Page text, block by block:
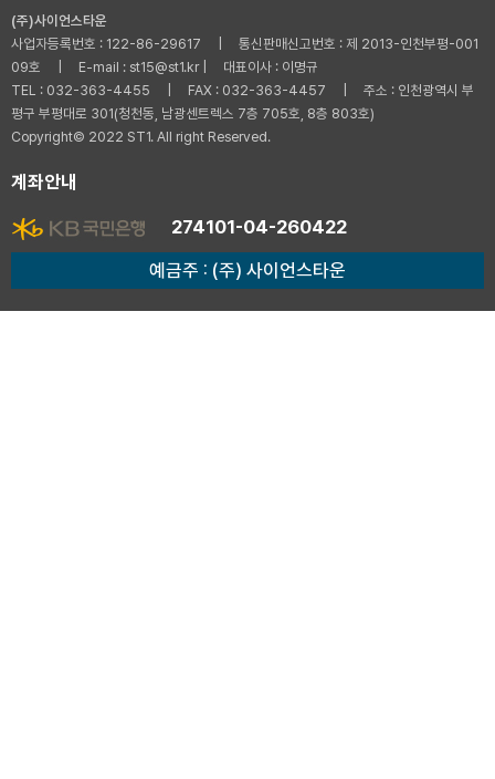
(주)사이언스타운
사업자등록번호 : 122-86-29617 | 통신판매신고번호 : 제 2013-인천부평-001
09호 | E-mail : st15@st1.kr | 대표이사 : 이명규
TEL : 032-363-4455 | FAX : 032-363-4457 | 주소 : 인천광역시 부
평구 부평대로 301(청천동, 남광센트렉스 7층 705호, 8층 803호)
Copyright© 2022 ST1. All right Reserved.
계좌안내
274101-04-260422
예금주 : (주) 사이언스타운